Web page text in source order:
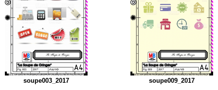
soupe003_2017 soupe009_2017